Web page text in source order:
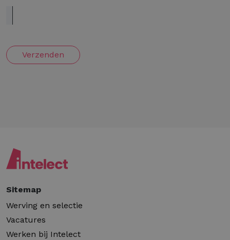
Verzenden
Sitemap
Werving en selectie
Vacatures
Werken bij Intelect